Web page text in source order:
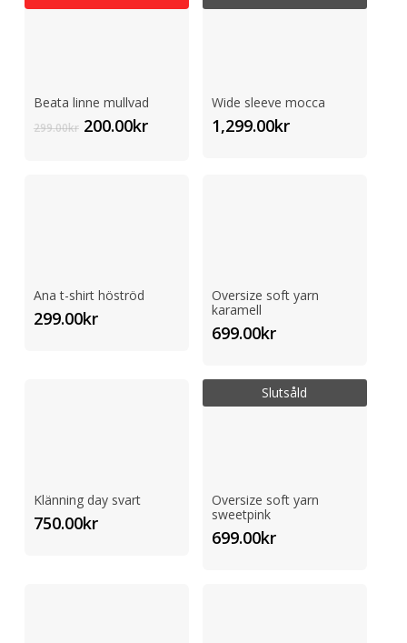
895.00kr.599.00kr.
Beata linne mullvad
299.00kr Det
200.00krDet
Wide sleeve mocca
1,299.00kr
Ana t-shirt höströd
299.00kr
Oversize soft yarn
karamell
699.00kr
Klänning day svart
750.00kr
Slutsåld
Oversize soft yarn
sweetpink
699.00kr